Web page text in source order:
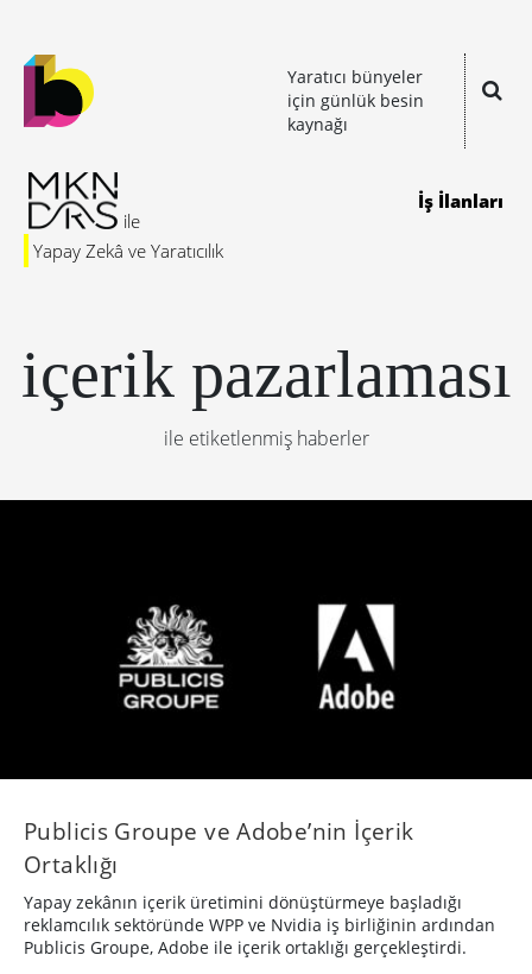
Yaratıcı bünyeler
için günlük besin
kaynağı
Yapay Zekâ ve Yaratıcılık
İş İlanları
içerik pazarlaması
ile etiketlenmiş haberler
Publicis Groupe ve Adobe’nin İçerik
Ortaklığı
Yapay zekânın içerik üretimini dönüştürmeye başladığı
reklamcılık sektöründe WPP ve Nvidia iş birliğinin ardından
Publicis Groupe, Adobe ile içerik ortaklığı gerçekleştirdi.